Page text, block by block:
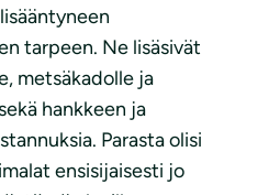
tarpeen. Ne lisäsivät
metsäkadolle ja
hankkeen ja
Parasta olisi
ensisijaisesti jo